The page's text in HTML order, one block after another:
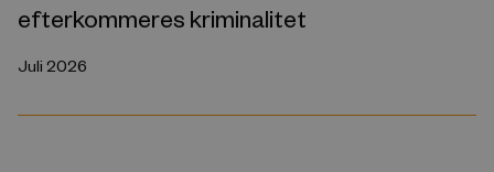
efterkommeres kriminalitet
Juli 2026